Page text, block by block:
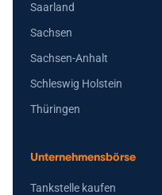
Saarland
Sachsen
Sachsen-Anhalt
Schleswig Holstein
Thüringen
Unternehmensbörse
Tankstelle kaufen